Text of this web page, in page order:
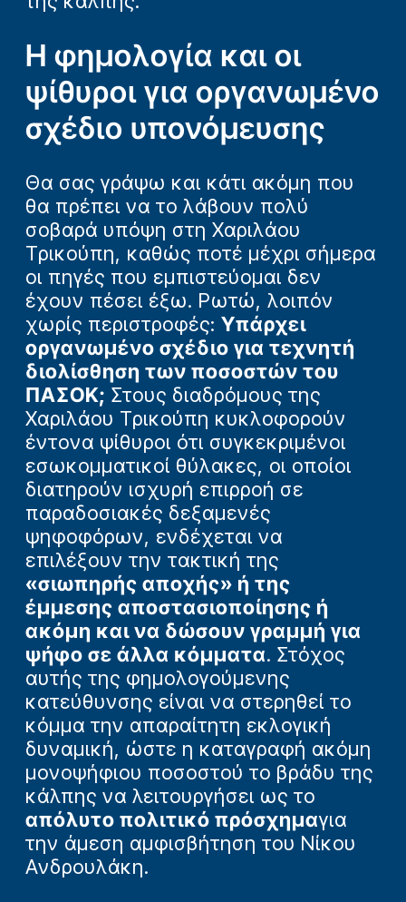
Η φημολογία και οι
ψίθυροι για οργανωμένο
σχέδιο υπονόμευσης
Θα σας γράψω και κάτι ακόμη που
θα πρέπει να το λάβουν πολύ
σοβαρά υπόψη στη Χαριλάου
Τρικούπη, καθώς ποτέ μέχρι σήμερα
οι πηγές που εμπιστεύομαι δεν
έχουν πέσει έξω. Ρωτώ, λοιπόν
χωρίς περιστροφές: Υπάρχει
οργανωμένο σχέδιο για τεχνητή
διολίσθηση των ποσοστών του
ΠΑΣΟΚ; Στους διαδρόμους της
Χαριλάου Τρικούπη κυκλοφορούν
έντονα ψίθυροι ότι συγκεκριμένοι
εσωκομματικοί θύλακες, οι οποίοι
διατηρούν ισχυρή επιρροή σε
παραδοσιακές δεξαμενές
ψηφοφόρων, ενδέχεται να
επιλέξουν την τακτική της
«σιωπηρής αποχής» ή της
έμμεσης αποστασιοποίησης ή
ακόμη και να δώσουν γραμμή για
ψήφο σε άλλα κόμματα. Στόχος
αυτής της φημολογούμενης
κατεύθυνσης είναι να στερηθεί το
κόμμα την απαραίτητη εκλογική
δυναμική, ώστε η καταγραφή ακόμη
μονοψήφιου ποσοστού το βράδυ της
κάλπης να λειτουργήσει ως το
απόλυτο πολιτικό πρόσχημαγια
την άμεση αμφισβήτηση του Νίκου
Ανδρουλάκη.